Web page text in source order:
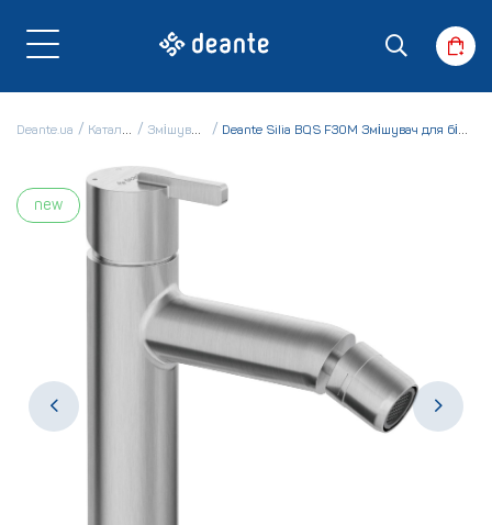
Deante.ua Каталог Змішувачі Deante Silia BQS F30M Змішувач для біде
new